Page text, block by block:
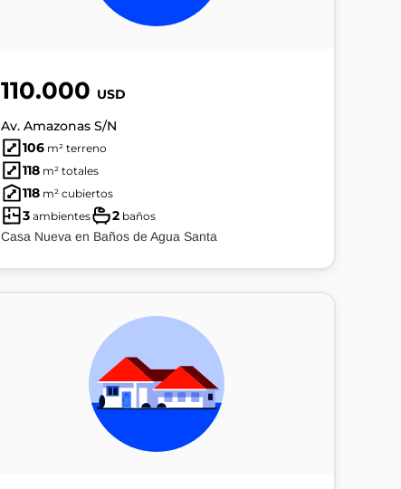
110.000 USD
Av. Amazonas S/N
106 m² terreno
118 m² totales
118 m² cubiertos
3 ambientes 2 baños
Casa Nueva en Baños de Agua Santa